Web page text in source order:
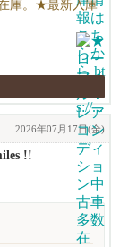
庫。★最新入庫
2026年07月17日(金)
!!